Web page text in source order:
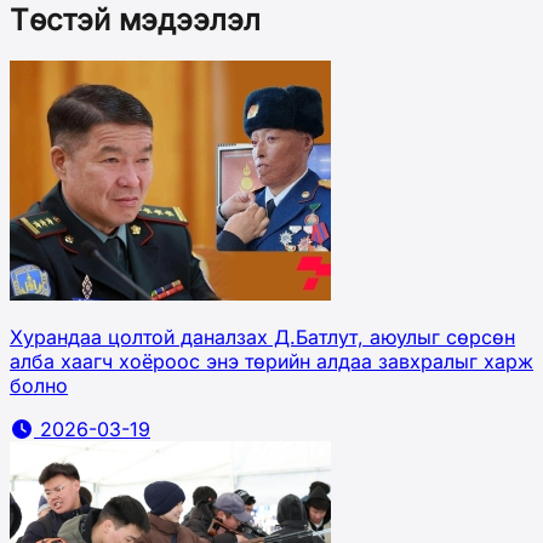
Төстэй мэдээлэл
Хурандаа цолтой даналзах Д.Батлут, аюулыг сөрсөн
алба хаагч хоёроос энэ төрийн алдаа завхралыг харж
болно
2026-03-19